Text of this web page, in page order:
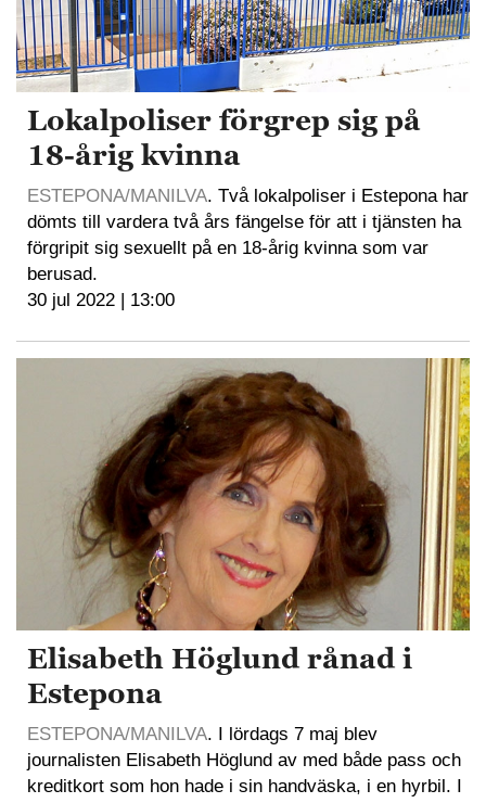
Lokalpoliser förgrep sig på
18-årig kvinna
ESTEPONA/MANILVA. Två lokalpoliser i Estepona har
dömts till vardera två års fängelse för att i tjänsten ha
förgripit sig sexuellt på en 18-årig kvinna som var
berusad.
30 jul 2022 | 13:00
Elisabeth Höglund rånad i
Estepona
ESTEPONA/MANILVA. I lördags 7 maj blev
journalisten Elisabeth Höglund av med både pass och
kreditkort som hon hade i sin handväska, i en hyrbil. I